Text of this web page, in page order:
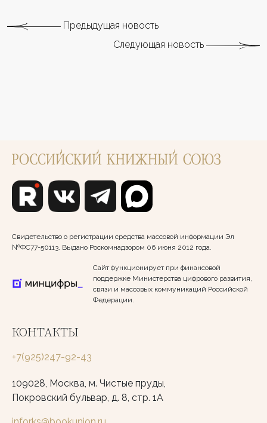
Предыдущая новость
Следующая новость
Свидетельство о регистрации средства массовой информации Эл
№ФС77-50113. Выдано Роскомнадзором 06 июня 2012 года.
Сайт функционирует при финансовой
поддержке Министерства цифрового развития,
связи и массовых коммуникаций Российской
Федерации.
КОНТАКТЫ
+7(925)247-92-43
109028, Москва, м. Чистые пруды,
Покровский бульвар, д. 8, стр. 1А